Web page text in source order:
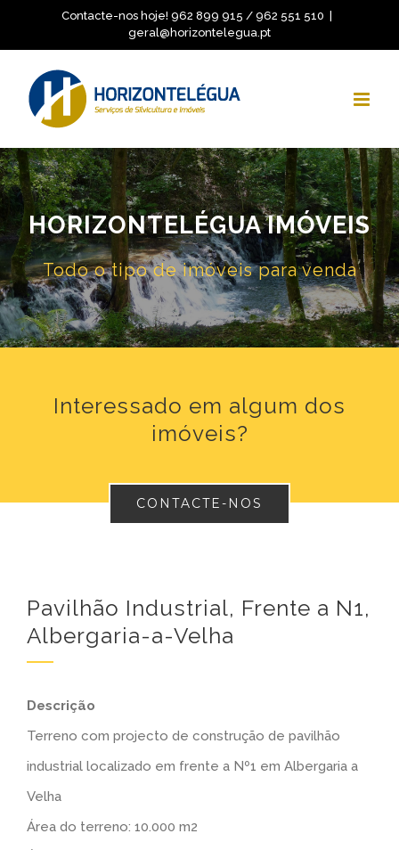
content
Contacte-nos hoje! 962 899 915 / 962 551 510
geral@horizontelegua.pt
HORIZONTELÉGUA IMÓVEIS
Todo o tipo de imóveis para venda
Interessado em algum dos
imóveis?
CONTACTE-NOS
Pavilhão Industrial, Frente a N1,
Albergaria-a-Velha
Descrição
Terreno com projecto de construção de pavilhão
industrial localizado em frente a Nº1 em Albergaria a
Velha
Área do terreno: 10.000 m2